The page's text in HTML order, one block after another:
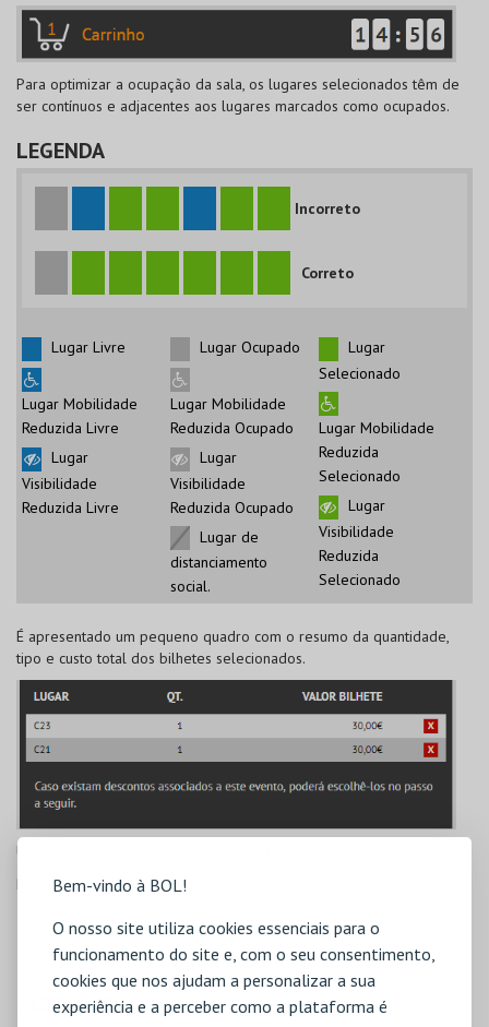
Bem-vindo à BOL!
O nosso site utiliza cookies essenciais para o
funcionamento do site e, com o seu consentimento,
cookies que nos ajudam a personalizar a sua
experiência e a perceber como a plataforma é
Para optimizar a ocupação da sala, os lugares selecionados têm de
ser contínuos e adjacentes aos lugares marcados como ocupados.
LEGENDA
Incorreto
Correto
Lugar Livre
Lugar Mobilidade
Reduzida Livre
Lugar
Visibilidade
Reduzida Livre
Lugar Ocupado
Lugar Mobilidade
Reduzida Ocupado
Lugar
Visibilidade
Reduzida Ocupado
Lugar de
distanciamento
social.
Lugar
Selecionado
Lugar Mobilidade
Reduzida
Selecionado
Lugar
Visibilidade
Reduzida
Selecionado
É apresentado um pequeno quadro com o resumo da quantidade,
tipo e custo total dos bilhetes selecionados.
Utilize o botão
PressioneSeguintepara avançar para o próximo passo.
CARRINHO